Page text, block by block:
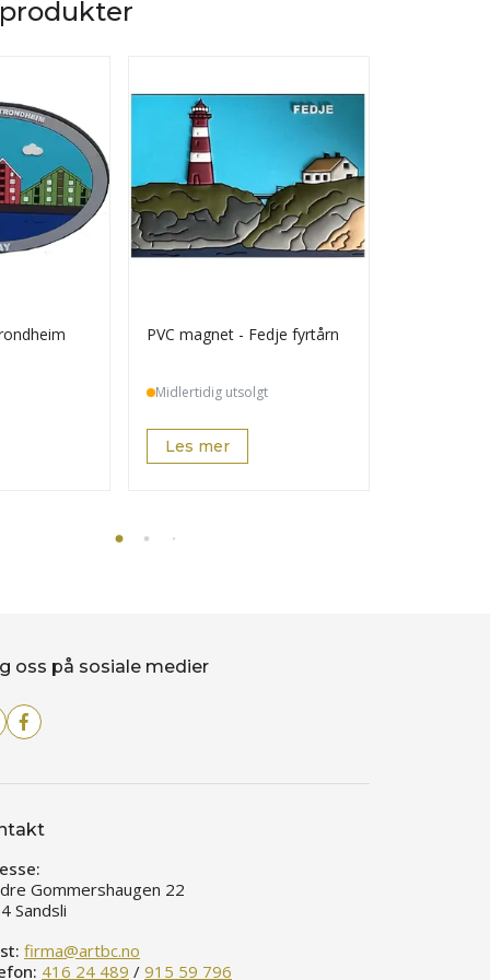
PVC magnet - Fedje fyrtårn
Midlertidig utsolgt
Les mer
oss på sosiale medier
Gommershaugen 22
Sandsli
firma@artbc.no
416 24 489 / 915 59 796